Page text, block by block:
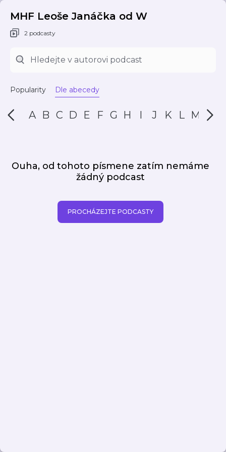
MHF Leoše Janáčka od W
2 podcasty
Popularity Dle abecedy
A B C D E F G H I J K L M N
Ouha, od tohoto písmene zatím nemáme
žádný podcast
PROCHÁZEJTE PODCASTY